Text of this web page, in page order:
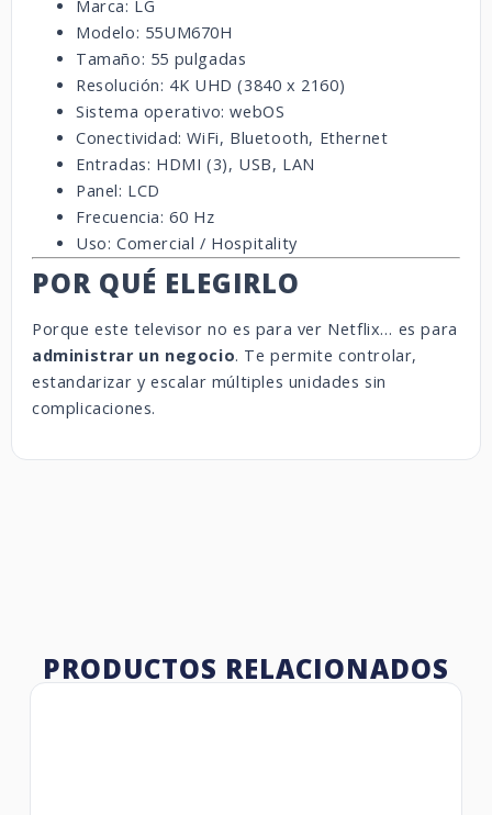
Marca: LG
Modelo: 55UM670H
Tamaño: 55 pulgadas
Resolución: 4K UHD (3840 x 2160)
Sistema operativo: webOS
Conectividad: WiFi, Bluetooth, Ethernet
Entradas: HDMI (3), USB, LAN
Panel: LCD
Frecuencia: 60 Hz
Uso: Comercial / Hospitality
POR QUÉ ELEGIRLO
Porque este televisor no es para ver Netflix… es para
administrar un negocio. Te permite controlar,
estandarizar y escalar múltiples unidades sin
complicaciones.
PRODUCTOS RELACIONADOS